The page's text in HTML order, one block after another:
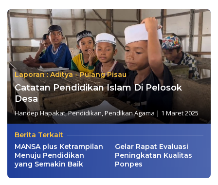
Laporan : Aditya - Pulang Pisau
Catatan Pendidikan Islam Di Pelosok
Desa
Handep Hapakat,Pendidikan,Pendikan Agama | 1 Maret 2025
Berita Terkait
MANSA plus Ketrampilan
Menuju Pendidikan
yang Semakin Baik
Gelar Rapat Evaluasi
Peningkatan Kualitas
Ponpes